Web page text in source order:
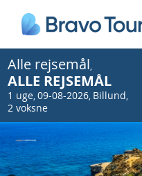
Alle rejsemål,
ALLE REJSEMÅL
1 uge,09-08-2026, Billund,
2 voksne